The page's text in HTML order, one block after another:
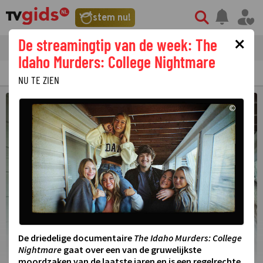
stem nu!
tvgids streaming nieuws
PRIMETIME GEMIST
×
De streamingtip van de week: The
Idaho Murders: College Nightmare
NU TE ZIEN
©
De driedelige documentaire The Idaho Murders: College
Nightmare gaat over een van de gruwelijkste